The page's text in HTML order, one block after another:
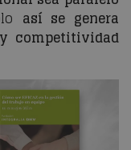
así se genera
competitividad